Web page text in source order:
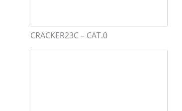
CRACKER23C – CAT.0